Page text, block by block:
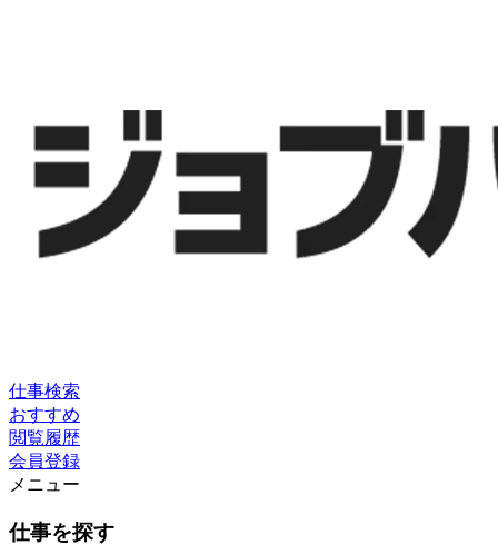
仕事検索
おすすめ
閲覧履歴
会員登録
メニュー
仕事を探す